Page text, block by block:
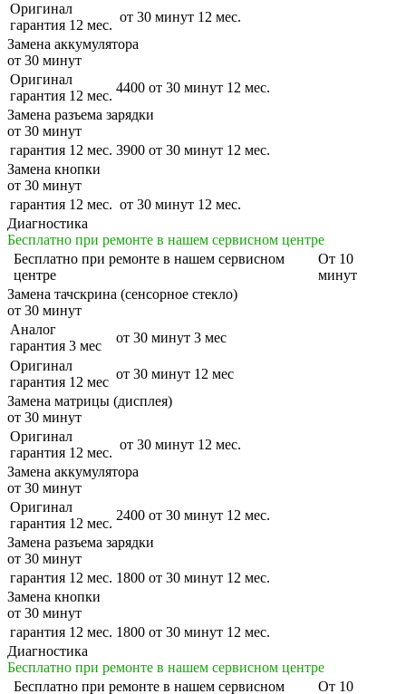
Оригинал
гарантия 12 мес.
от 30 минут 12 мес.
Замена аккумулятора
от 30 минут
Оригинал
гарантия 12 мес.
4400 от 30 минут 12 мес.
Замена разъема зарядки
от 30 минут
гарантия 12 мес. 3900 от 30 минут 12 мес.
Замена кнопки
от 30 минут
гарантия 12 мес. от 30 минут 12 мес.
Диагностика
Бесплатно при ремонте в нашем сервисном центре
Бесплатно при ремонте в нашем сервисном
центре
От 10
минут
Замена тачскрина (сенсорное стекло)
от 30 минут
Аналог
гарантия 3 мес
от 30 минут 3 мес
Оригинал
гарантия 12 мес
от 30 минут 12 мес
Замена матрицы (дисплея)
от 30 минут
Оригинал
гарантия 12 мес.
от 30 минут 12 мес.
Замена аккумулятора
от 30 минут
Оригинал
гарантия 12 мес.
2400 от 30 минут 12 мес.
Замена разъема зарядки
от 30 минут
гарантия 12 мес. 1800 от 30 минут 12 мес.
Замена кнопки
от 30 минут
гарантия 12 мес. 1800 от 30 минут 12 мес.
Диагностика
Бесплатно при ремонте в нашем сервисном центре
Бесплатно при ремонте в нашем сервисном
От 10